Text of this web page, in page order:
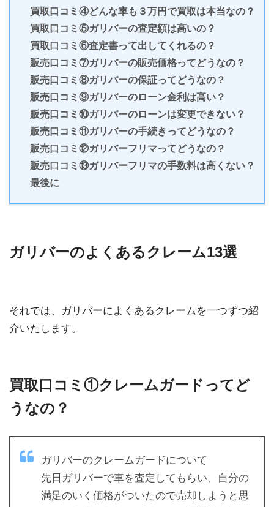
買取口コミ④どんな車も３万円で買取は本当なの？
買取口コミ⑤ガリバーの査定額は高いの？
買取口コミ⑥査定書って出してくれるの？
販売口コミ⑦ガリバーの販売価格ってどうなの？
販売口コミ⑧ガリバーの保証ってどうなの？
販売口コミ⑨ガリバーのローン金利は高い？
販売口コミ⑩ガリバーのローンは変更できない？
販売口コミ⑪ガリバーの手続きってどうなの？
販売口コミ⑫ガリバーフリマってどうなの？
販売口コミ⑬ガリバーフリマの手数料は高くない？
最後に
ガリバーのよくあるクレーム13選
それでは、ガリバーによくあるクレームを一つずつ紹
介いたします。
買取口コミ①クレームガードってど
うなの？
ガリバーのクレームガードについて
先日ガリバーで車を査定してもらい、自分の
満足のいく価格がついたので売却しようと思